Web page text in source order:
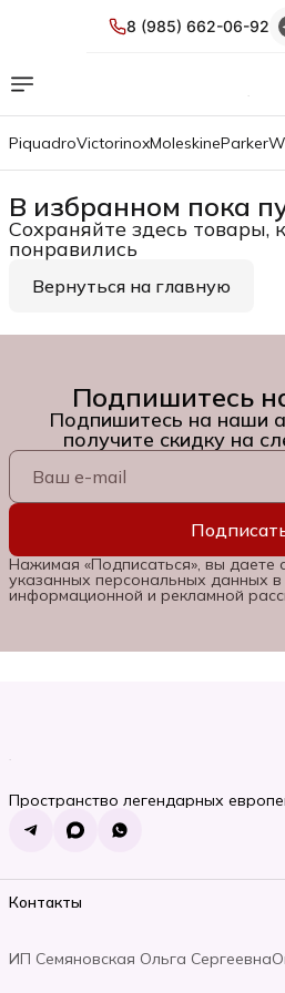
8 (985) 662-06-92
PiquadroVictorinoxMoleskineParker
В избранном пока
Сохраняйте здесь товары,
понравились
Вернуться на главную
Подпишитесь
Подпишитесь на наши
получите скидку на
Нажимая «Подписаться», вы даете
указанных персональных данных в
информационной и рекламной
Пространство легендарных
Контакты
Режим работы
ИП Семяновская Ольга Сергеевна